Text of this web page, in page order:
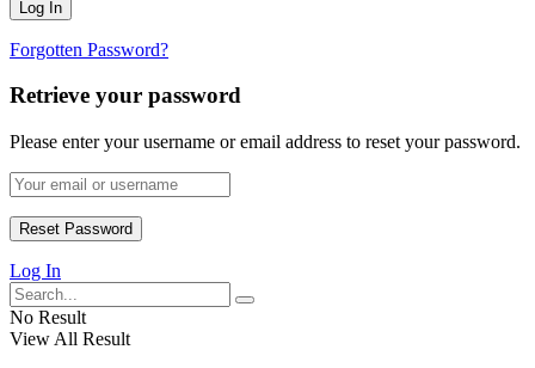
Forgotten Password?
Retrieve your password
Please enter your username or email address to reset your password.
Log In
No Result
View All Result